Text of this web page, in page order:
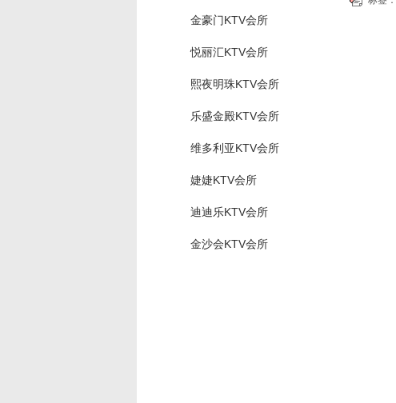
金豪门KTV会所
悦丽汇KTV会所
熙夜明珠KTV会所
乐盛金殿KTV会所
维多利亚KTV会所
婕婕KTV会所
迪迪乐KTV会所
金沙会KTV会所